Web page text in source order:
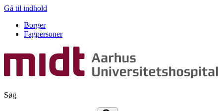
Gå til indhold
Borger
Fagpersoner
Søg